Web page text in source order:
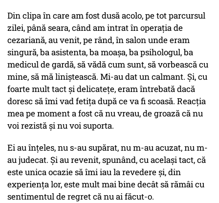
Din clipa în care am fost dusă acolo, pe tot parcursul
zilei, până seara, când am intrat în operația de
cezariană, au venit, pe rând, în salon unde eram
singură, ba asistenta, ba moașa, ba psihologul, ba
medicul de gardă, să vădă cum sunt, să vorbească cu
mine, să mă liniștească. Mi-au dat un calmant. Și, cu
foarte mult tact și delicatețe, eram întrebată dacă
doresc să îmi vad fetița după ce va fi scoasă. Reacția
mea pe moment a fost că nu vreau, de groază că nu
voi rezistă și nu voi suporta.
Ei au înțeles, nu s-au supărat, nu m-au acuzat, nu m-
au judecat. Și au revenit, spunând, cu același tact, că
este unica ocazie să îmi iau la revedere și, din
experiența lor, este mult mai bine decât să rămâi cu
sentimentul de regret că nu ai făcut-o.